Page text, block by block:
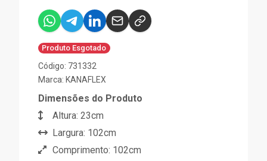
Produto Esgotado
Código: 731332
Marca: KANAFLEX
Dimensões do Produto
Altura: 23cm
Largura: 102cm
Comprimento: 102cm